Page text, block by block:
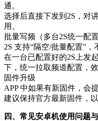
通。
选择后直接下发到2S，对
用。
批量写频（多台2S统一配置
2S 支持“隔空/批量配置”，
在一台已配置好的2S上发
下，统一拉取频道配置，效
固件升级
APP 中如果有新固件，会
建议保持官方最新固件，
四、常见安卓机使用问题